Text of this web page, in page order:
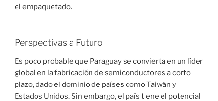
el empaquetado.
Perspectivas a Futuro
Es poco probable que Paraguay se convierta en un líder
global en la fabricación de semiconductores a corto
plazo, dado el dominio de países como Taiwán y
Estados Unidos. Sin embargo, el país tiene el potencial